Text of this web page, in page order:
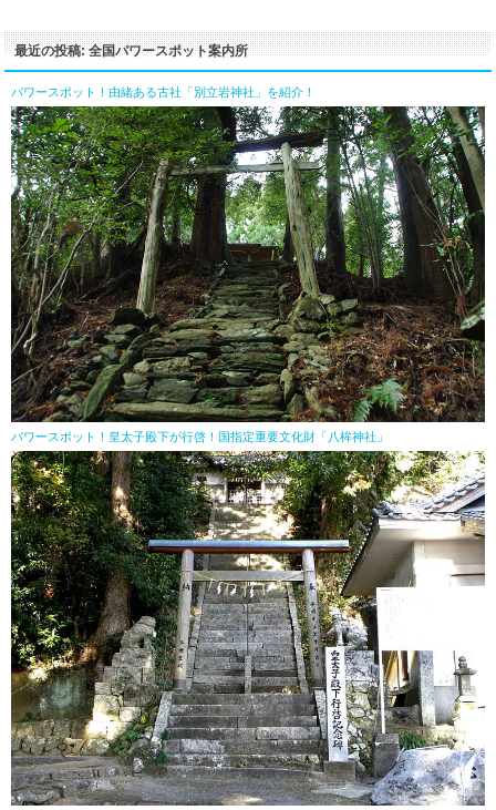
最近の投稿: 全国パワースポット案内所
パワースポット！由緒ある古社「別立岩神社」を紹介！
パワースポット！皇太子殿下が行啓！国指定重要文化財「八桙神社」